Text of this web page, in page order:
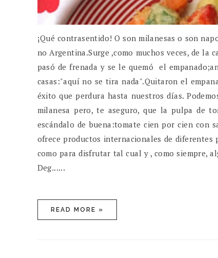
¡Qué contrasentido! O son milanesas o son
no Argentina.Surge ,como muchos veces, de
pasó de frenada y se le quemó el
casas:"aquí no se tira nada".Quitaron el
éxito que perdura hasta nuestros días.
milanesa pero, te aseguro, que la pulpa de
escándalo de buena:tomate cien por cien con
ofrece productos internacionales de diferentes
como para disfrutar tal cual y , como siempre,
Deg......
READ MORE »